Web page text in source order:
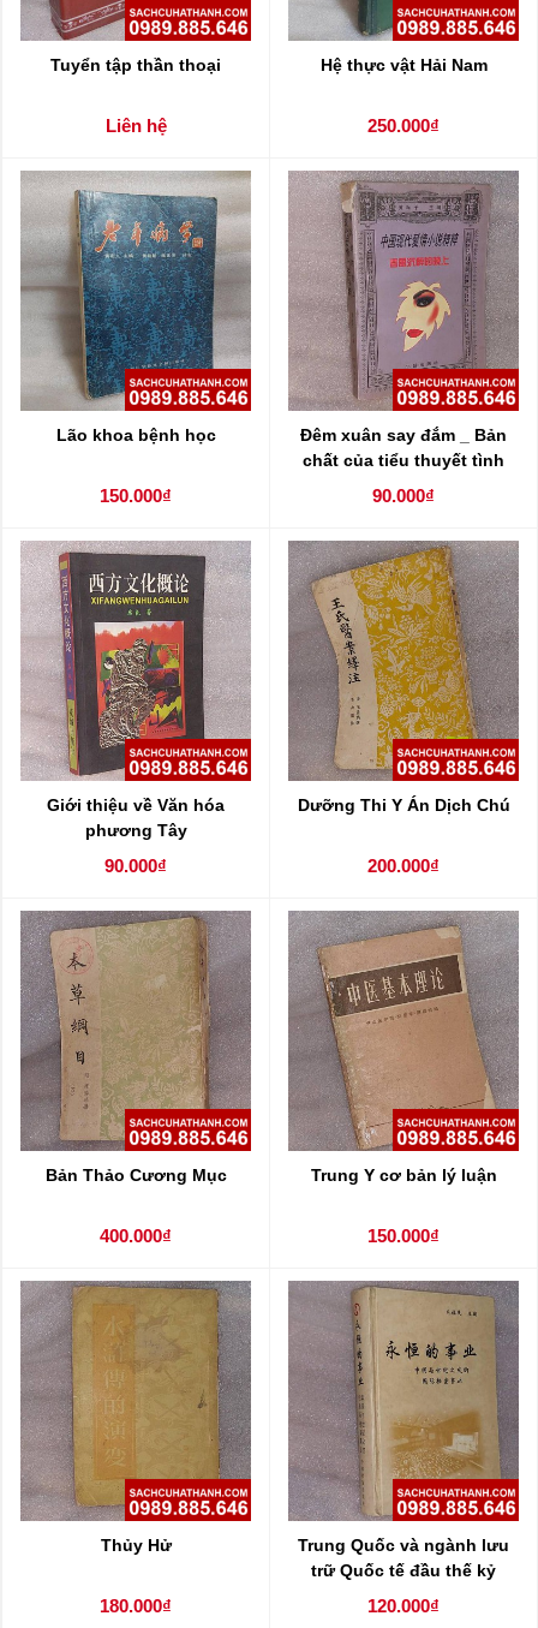
Tuyển tập thần thoại
Liên hệ
Hệ thực vật Hải Nam
250.000₫
Lão khoa bệnh học
150.000₫
Đêm xuân say đắm _ Bản
chất của tiểu thuyết tình
yêu hiện đại Trung Quốc
90.000₫
Giới thiệu về Văn hóa
phương Tây
90.000₫
Dưỡng Thi Y Án Dịch Chú
200.000₫
Bản Thảo Cương Mục
400.000₫
Trung Y cơ bản lý luận
150.000₫
Thủy Hử
180.000₫
Trung Quốc và ngành lưu
trữ Quốc tế đầu thế kỷ
120.000₫